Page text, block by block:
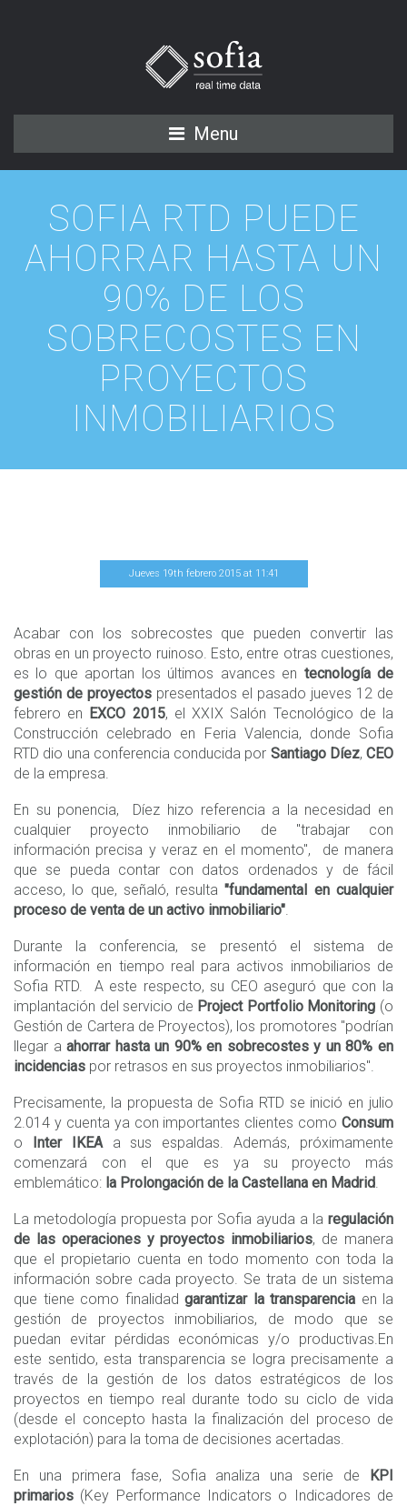
Menu
SOFIA RTD PUEDE
AHORRAR HASTA UN
90% DE LOS
SOBRECOSTES EN
PROYECTOS
INMOBILIARIOS
Jueves 19th febrero 2015at 11:41
Acabar con los sobrecostes que pueden convertir las
obras en un proyecto ruinoso. Esto, entre otras cuestiones,
es lo que aportan los últimos avances en tecnología de
gestión de proyectos presentados el pasado jueves 12 de
febrero en EXCO 2015, el XXIX Salón Tecnológico de la
Construcción celebrado en Feria Valencia, donde Sofia
RTD dio una conferencia conducida por Santiago Díez, CEO
de la empresa.
En su ponencia,
Díez hizo referencia a la necesidad en
cualquier proyecto inmobiliario de "trabajar con
información precisa y veraz en el momento", de manera
que se pueda contar con datos ordenados y de fácil
acceso, lo que, señaló, resulta"fundamental en cualquier
proceso de venta de un activo inmobiliario".
Durante la conferencia, se presentó el sistema de
información en tiempo real para activos inmobiliarios de
Sofia RTD. A este respecto, su CEO aseguró que con la
implantación del servicio de Project Portfolio Monitoring (o
Gestión de Cartera de Proyectos), los promotores "podrían
llegar a ahorrar hasta un 90% en sobrecostes y un 80% en
incidencias por retrasos en sus proyectos inmobiliarios".
Precisamente, la propuesta de Sofia RTD se inició en julio
2.014 y cuenta ya con importantes clientes como Consum
o
Inter IKEAa sus espaldas. Además, próximamente
comenzará con el que es ya su proyecto más
emblemático: la Prolongación de la Castellana en Madrid.
La metodología propuesta por Sofia ayuda a la regulación
de las operaciones y proyectos inmobiliarios, de manera
que el propietario cuenta en todo momento con toda la
información sobre cada proyecto. Se trata de un sistema
que tiene como finalidad garantizar la transparencia en la
gestión de proyectos inmobiliarios, de modo que se
puedan evitar pérdidas económicas y/o productivas.En
este sentido, esta transparencia se logra precisamente a
través de la gestión de los datos estratégicos de los
proyectos en tiempo real durante todo su ciclo de vida
(desde el concepto hasta la finalización del proceso de
explotación) para la toma de decisiones acertadas.
En una primera fase, Sofia analiza una serie de
KPI
primarios (Key Performance Indicators o Indicadores de